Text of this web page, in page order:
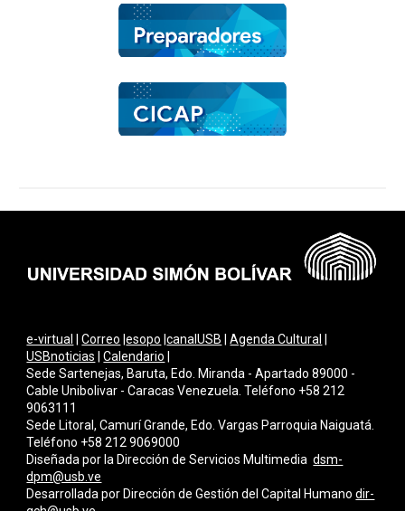
e-virtual |Correo |esopo |canalUSB |Agenda Cultural
USBnoticias |Calendario
Sede Sartenejas, Baruta, Edo. Miranda - Apartado 89000 -
Cable Unibolivar - Caracas Venezuela. Teléfono +58 212
9063111
Sede Litoral, Camurí Grande, Edo. Vargas Parroquia Naiguatá.
Teléfono +58 212 9069000
Diseñada por la Dirección de Servicios Multimediadsm-
dpm@usb.ve
Desarrollada por Dirección de Gestión del Capital Humano dir-